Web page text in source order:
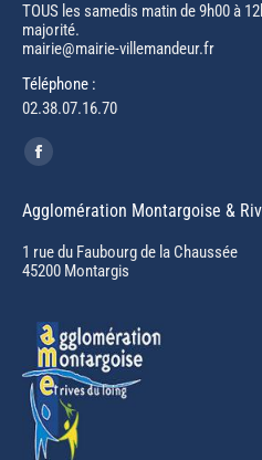
TOUS les samedis matin de 9h00 à
majorité.
mairie@mairie-villemandeur.fr
Téléphone :
02.38.07.16.70
Trouvez nous sur :
Facebook
opens
in
new
Agglomération Montargoise &
1 rue du Faubourg de la Chaussée
45200 Montargis